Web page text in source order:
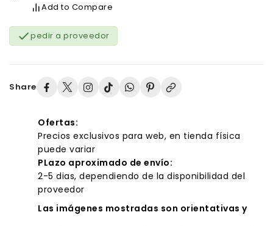
Add to Compare
pedir a proveedor
Share
Ofertas:
Precios exclusivos para web, en tienda física
puede variar
PLazo aproximado de envío:
2-5 dias, dependiendo de la disponibilidad del
proveedor
Las imágenes mostradas son orientativas y